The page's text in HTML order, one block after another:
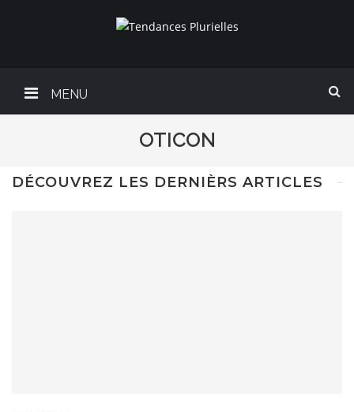
MENU
OTICON
DÉCOUVREZ LES DERNIÈRS ARTICLES